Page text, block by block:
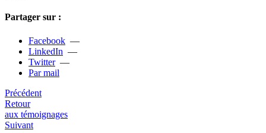
Partager sur :
Facebook —
LinkedIn —
Twitter—
Par mail
Précédent
Retour
aux témoignages
Suivant